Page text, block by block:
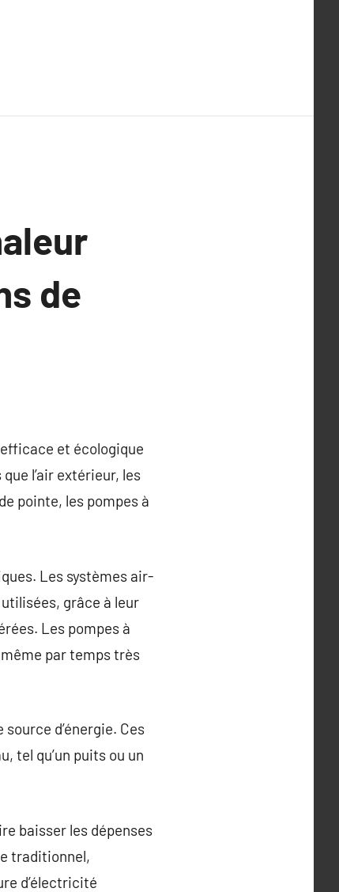
de
et écologique
l’air extérieur, les
pointe, les pompes à
Les systèmes air-
grâce à leur
Les pompes à
par temps très
d’énergie. Ces
tel qu’un puits ou un
baisser les dépenses
traditionnel,
d’électricité